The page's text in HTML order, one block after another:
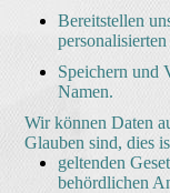
Bereitstellen
Speichern und
Namen.
Wir können Daten
Glauben sind, dies
geltenden
behördlichen